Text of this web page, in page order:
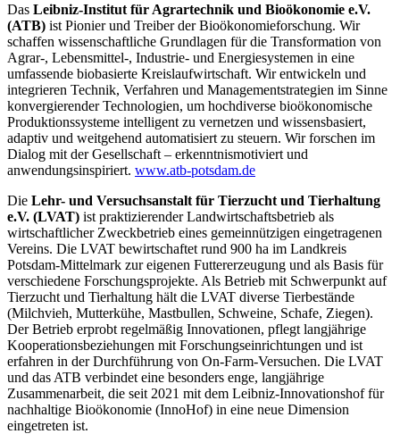
Das Leibniz-Institut für Agrartechnik und Bioökonomie e.V.
(ATB) ist Pionier und Treiber der Bioökonomieforschung. Wir
schaffen wissenschaftliche Grundlagen für die Transformation von
Agrar-, Lebensmittel-, Industrie- und Energiesystemen in eine
umfassende biobasierte Kreislaufwirtschaft. Wir entwickeln und
integrieren Technik, Verfahren und Managementstrategien im Sinne
konvergierender Technologien, um hochdiverse bioökonomische
Produktionssysteme intelligent zu vernetzen und wissensbasiert,
adaptiv und weitgehend automatisiert zu steuern. Wir forschen im
Dialog mit der Gesellschaft – erkenntnismotiviert und
anwendungsinspiriert. www.atb-potsdam.de
Die Lehr- und Versuchsanstalt für Tierzucht und Tierhaltung
e.V. (LVAT) ist praktizierender Landwirtschaftsbetrieb als
wirtschaftlicher Zweckbetrieb eines gemeinnützigen eingetragenen
Vereins. Die LVAT bewirtschaftet rund 900 ha im Landkreis
Potsdam-Mittelmark zur eigenen Futtererzeugung und als Basis für
verschiedene Forschungsprojekte. Als Betrieb mit Schwerpunkt auf
Tierzucht und Tierhaltung hält die LVAT diverse Tierbestände
(Milchvieh, Mutterkühe, Mastbullen, Schweine, Schafe, Ziegen).
Der Betrieb erprobt regelmäßig Innovationen, pflegt langjährige
Kooperationsbeziehungen mit Forschungseinrichtungen und ist
erfahren in der Durchführung von On-Farm-Versuchen. Die LVAT
und das ATB verbindet eine besonders enge, langjährige
Zusammenarbeit, die seit 2021 mit dem Leibniz-Innovationshof für
nachhaltige Bioökonomie (InnoHof) in eine neue Dimension
eingetreten ist.